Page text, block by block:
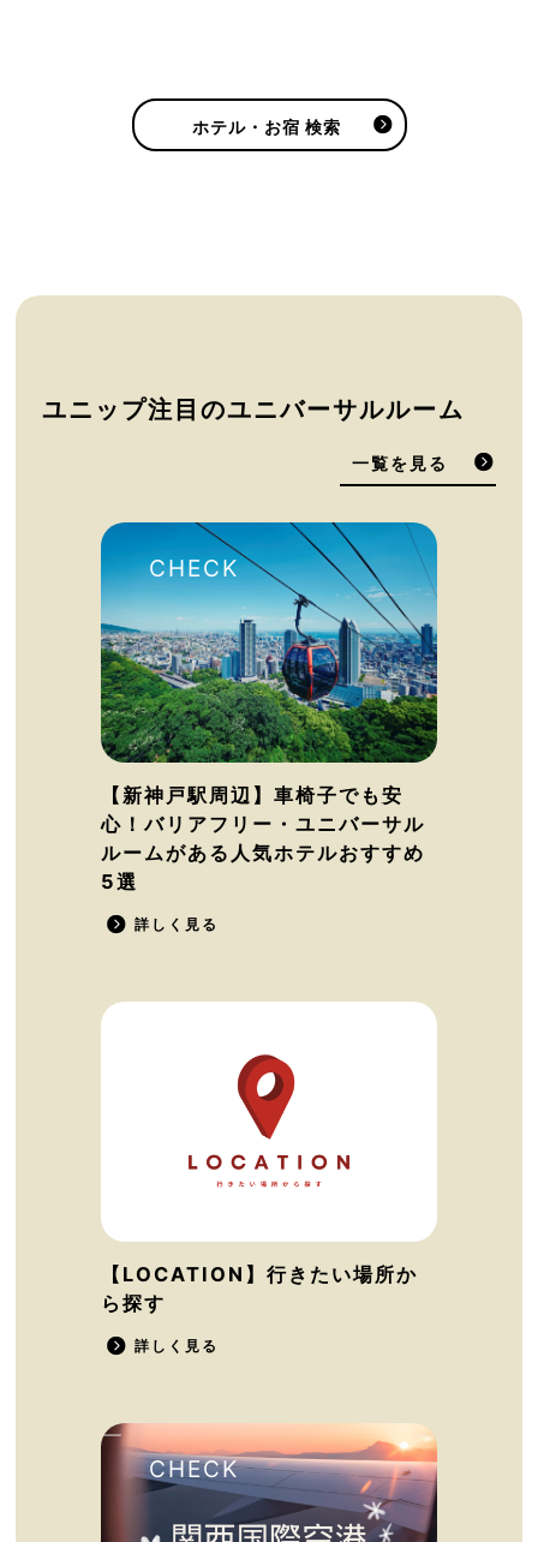
ホテル・お宿 検索
ユニップ注目のユニバーサルルーム
一覧を見る
【新神戸駅周辺】車椅子でも安
心！バリアフリー・ユニバーサル
ルームがある人気ホテルおすすめ
5選
詳しく見る
【LOCATION】行きたい場所か
ら探す
詳しく見る